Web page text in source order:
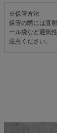
※保管方法
保管の際には直
ール袋など通気
注意ください。